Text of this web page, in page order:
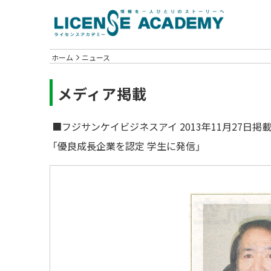
ホーム ニュース
メディア掲載
■フジサンケイビジネスアイ 2013年11月27日掲載
「優良成長企業を認定 学生に発信」